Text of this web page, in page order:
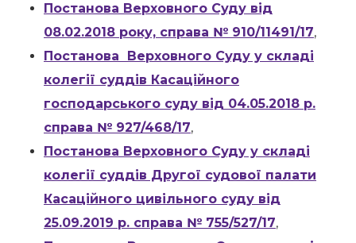
Постанова Верховного Суду від
08.02.2018 року, справа № 910/11491/17,
Постанова Верховного Суду у складі
колегії суддів Касаційного
господарського суду від 04.05.2018 р.
справа № 927/468/17,
Постанова Верховного Суду у складі
колегії суддів Другої судової палати
Касаційного цивільного суду від
25.09.2019 р. справа № 755/527/17,